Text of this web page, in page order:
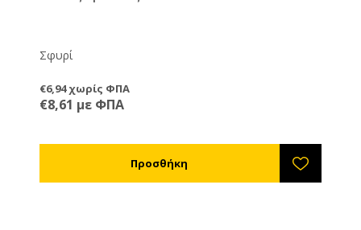
Σφυρί
€6,94 χωρίς ΦΠΑ
€8,61 με ΦΠΑ